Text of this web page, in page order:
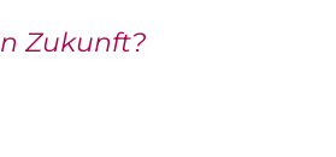
Zukunft?